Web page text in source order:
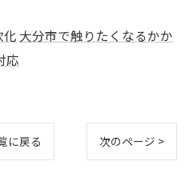
化 大分市で触りたくなるかか
応
に戻る 次のページ >